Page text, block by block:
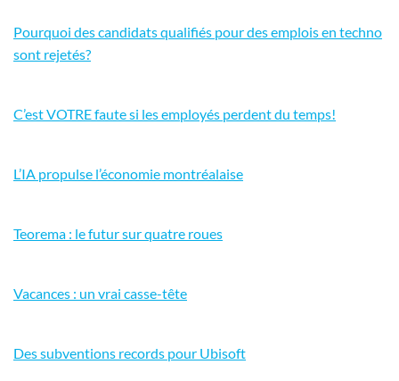
Pourquoi des candidats qualifiés pour des emplois en techno
sont rejetés?
C’est VOTRE faute si les employés perdent du temps!
L’IA propulse l’économie montréalaise
Teorema : le futur sur quatre roues
Vacances : un vrai casse-tête
Des subventions records pour Ubisoft